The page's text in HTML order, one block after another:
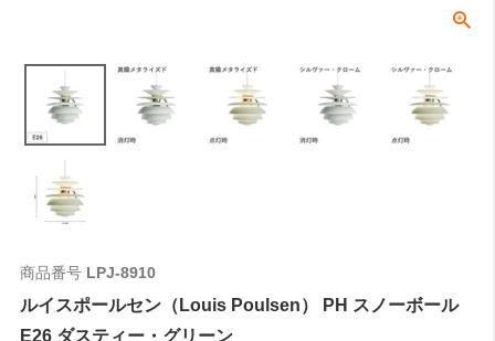
0
ご注文時はこちらの数値をご記入ください。
商品番号 LPJ-8910
ルイスポールセン（Louis Poulsen） PH スノーボール
E26 ダスティー・グリーン